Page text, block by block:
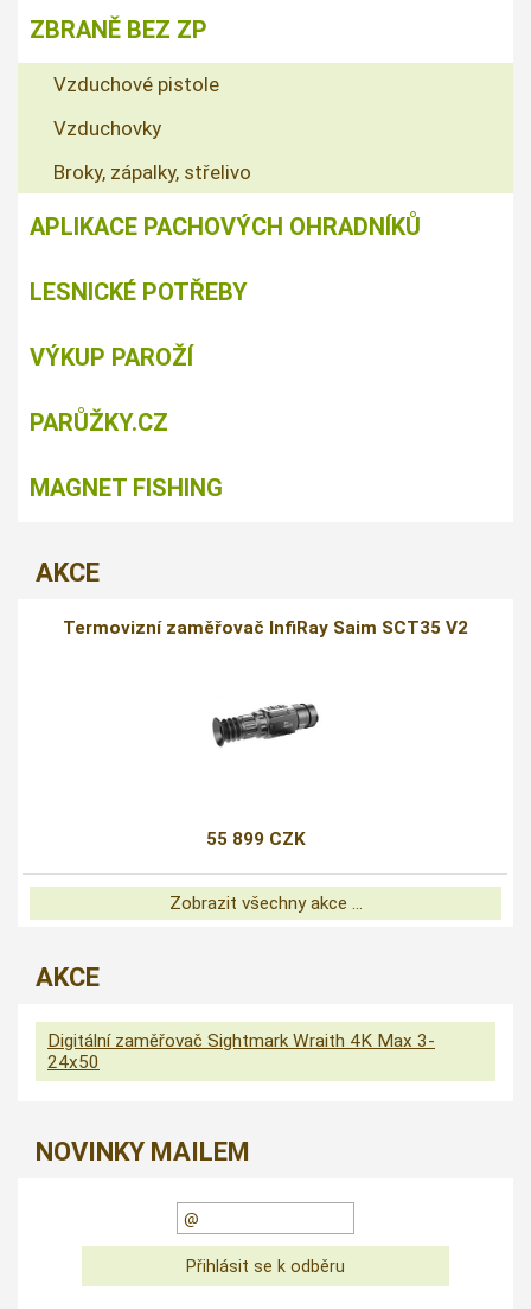
ZBRANĚ BEZ ZP
Vzduchové pistole
Vzduchovky
Broky, zápalky, střelivo
APLIKACE PACHOVÝCH OHRADNÍKŮ
LESNICKÉ POTŘEBY
VÝKUP PAROŽÍ
PARŮŽKY.CZ
MAGNET FISHING
AKCE
Termovizní zaměřovač InfiRay Saim SCT35 V2
55 899 CZK
Zobrazit všechny akce ...
AKCE
Digitální zaměřovač Sightmark Wraith 4K Max 3-
24x50
NOVINKY MAILEM